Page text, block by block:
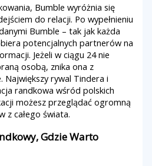
Bumble wyróżnia się
do relacji. Po wypełnieniu
Bumble – tak jak każda
potencjalnych partnerów na
Jeżeli w ciągu 24 nie
osobą, znika ona z
Największy rywal Tindera i
randkowa wśród polskich
możesz przeglądać ogromną
z całego świata.
Gdzie Warto